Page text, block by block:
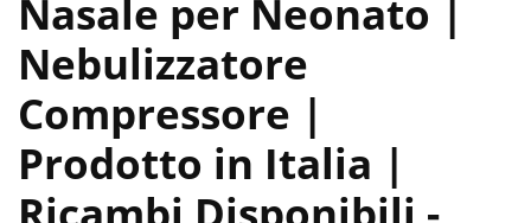
Nasale per Neonato |
Nebulizzatore
Compressore |
Prodotto in Italia |